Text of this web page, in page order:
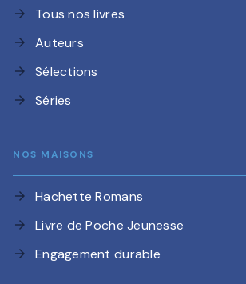
arrow_forward Tous nos livres
arrow_forward Auteurs
arrow_forward Sélections
arrow_forward Séries
NOS MAISONS
arrow_forward Hachette Romans
arrow_forward Livre de Poche Jeunesse
arrow_forward Engagement durable